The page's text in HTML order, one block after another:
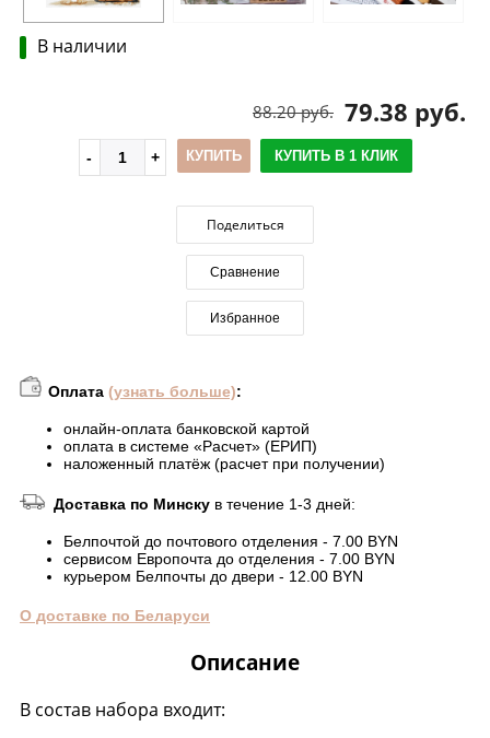
В наличии
79.38 руб.
88.20 руб.
КУПИТЬ КУПИТЬ В 1 КЛИК
Поделиться
Сравнение
Избранное
Оплата (узнать больше):
онлайн-оплата банковской картой
оплата в системе «Расчет» (ЕРИП)
наложенный платёж (расчет при получении)
Доставка по Минску в течение 1-3 дней:
Белпочтой до почтового отделения - 7.00 BYN
сервисом Европочта до отделения - 7.00 BYN
курьером Белпочты до двери - 12.00 BYN
О доставке по Беларуси
Описание
В состав набора входит: